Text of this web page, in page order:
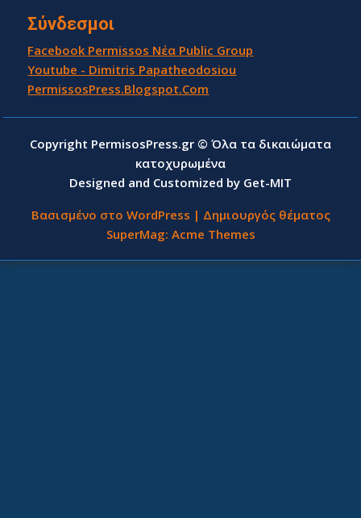
Σύνδεσμοι
Facebook Permissos Νέα Public Group
Youtube - Dimitris Papatheodosiou
PermissosPress.Blogspot.Com
Copyright PermisosPress.gr © Όλα τα δικαιώματα
κατοχυρωμένα
Designed and Customized by Get-MIT
Βασισμένο στο WordPress | Δημιουργός θέματος
SuperMag: Acme Themes